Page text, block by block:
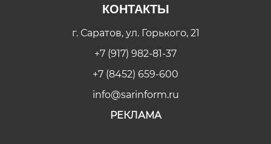
КОНТАКТЫ
г. Саратов, ул. Горького, 21
+7 (917) 982-81-37
+7 (8452) 659-600
info@sarinform.ru
РЕКЛАМА